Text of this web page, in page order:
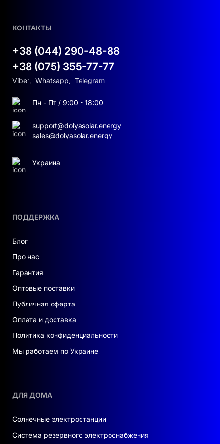
ПОДДЕРЖКА
Блог
Про нас
Гарантия
Оптовые поставки
Публичная оферта
Оплата и доставка
Политика конфиденциальности
Мы работаем по Украине
ДЛЯ ДОМА
Солнечные электростанции
Система резервного электроснабжения
КОНТАКТЫ
+38 (044) 290-48-88
+38 (075) 355-77-77
Viber, Whatsapp, Telegram
Пн - Пт / 9:00 - 18:00
support@dolyasolar.energy
sales@dolyasolar.energy
Украина